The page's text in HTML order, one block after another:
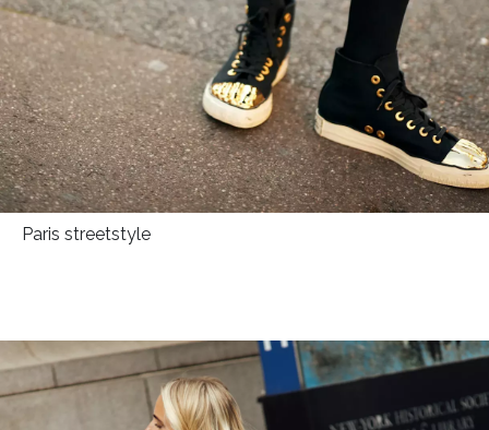
Paris streetstyle